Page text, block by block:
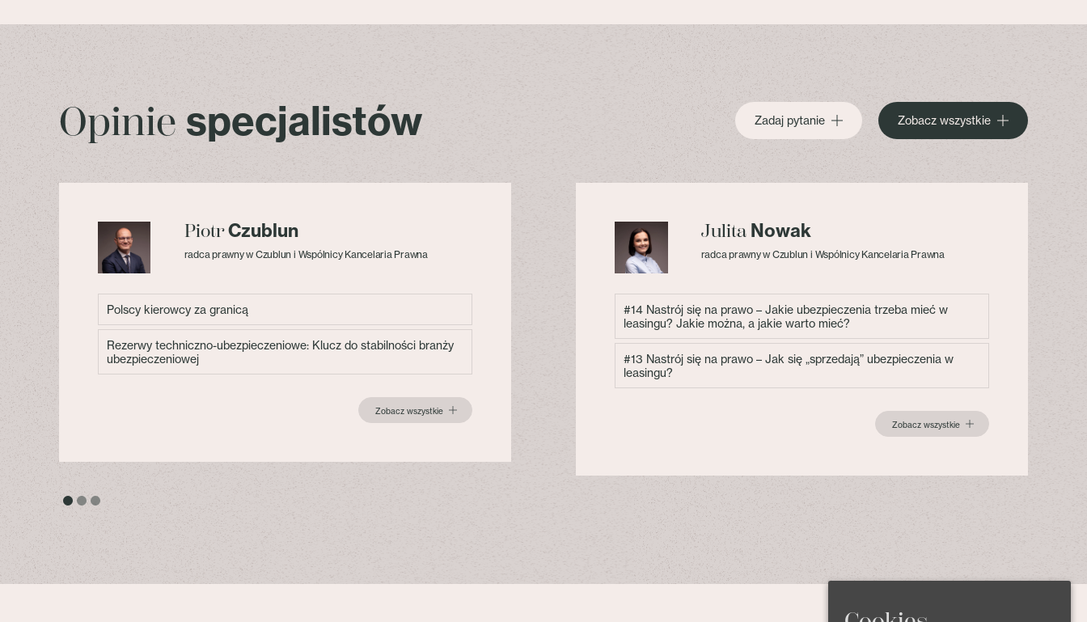
Opinie specjalistów Zadaj pytanie Zobacz wszystkie
PiotrCzublun
radca prawny w Czublun i Wspólnicy Kancelaria Prawna
Polscy kierowcy za granicą
Rezerwy techniczno-ubezpieczeniowe: Klucz do stabilności branży
ubezpieczeniowej
Zobacz wszystkie
Julita Nowak
radca prawny w Czublun i Wspólnicy Kancelaria Prawna
#14 Nastrój się na prawo – Jakie ubezpieczenia trzeba mieć w
leasingu? Jakie można, a jakie warto mieć?
#13 Nastrój się na prawo – Jak się „sprzedają” ubezpieczenia w
leasingu?
Zobacz wszystkie